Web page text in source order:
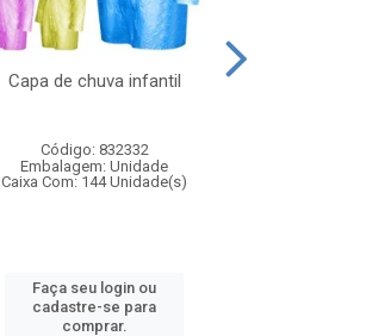
Capa de chuva infantil
Código: 832332
Embalagem: Unidade
Caixa Com: 144 Unidade(s)
Faça seu login ou
cadastre-se para
comprar.